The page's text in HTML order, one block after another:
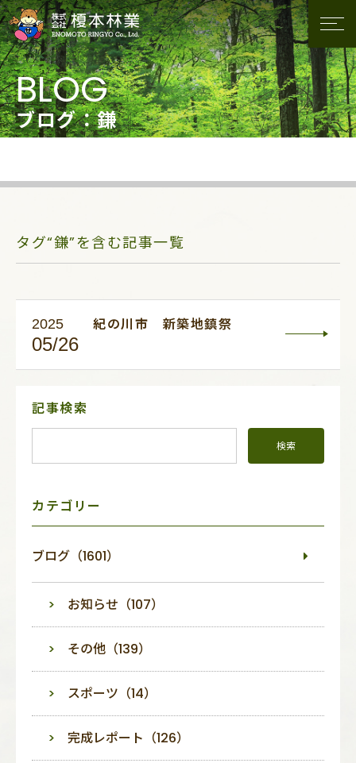
ブログ：鎌
タグ“鎌”を含む記事一覧
2025
05/26
紀の川市 新築地鎮祭
サ
ニ
記事検索
カテゴリー
ブログ（1601）
お知らせ（107）
その他（139）
スポーツ（14）
完成レポート（126）